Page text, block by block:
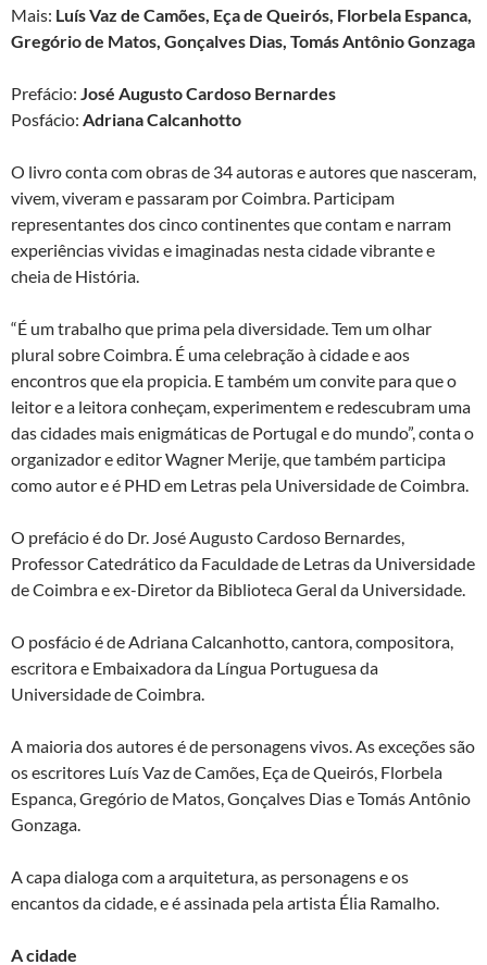
Mais: Luís Vaz de Camões, Eça de Queirós, Florbela Espanca,
Gregório de Matos, Gonçalves Dias, Tomás Antônio Gonzaga
Prefácio: José Augusto Cardoso Bernardes
Posfácio: Adriana Calcanhotto
O livro conta com obras de 34 autoras e autores que nasceram,
vivem, viveram e passaram por Coimbra. Participam
representantes dos cinco continentes que contam e narram
experiências vividas e imaginadas nesta cidade vibrante e
cheia de História.
“É um trabalho que prima pela diversidade. Tem um olhar
plural sobre Coimbra. É uma celebração à cidade e aos
encontros que ela propicia. E também um convite para que o
leitor e a leitora conheçam, experimentem e redescubram uma
das cidades mais enigmáticas de Portugal e do mundo”, conta o
organizador e editor Wagner Merije, que também participa
como autor e é PHD em Letras pela Universidade de Coimbra.
O prefácio é do Dr. José Augusto Cardoso Bernardes,
Professor Catedrático da Faculdade de Letras da Universidade
de Coimbra e ex-Diretor da Biblioteca Geral da Universidade.
O posfácio é de Adriana Calcanhotto, cantora, compositora,
escritora e Embaixadora da Língua Portuguesa da
Universidade de Coimbra.
A maioria dos autores é de personagens vivos. As exceções são
os escritores Luís Vaz de Camões, Eça de Queirós, Florbela
Espanca, Gregório de Matos, Gonçalves Dias e Tomás Antônio
Gonzaga.
A capa dialoga com a arquitetura, as personagens e os
encantos da cidade, e é assinada pela artista Élia Ramalho.
A cidade